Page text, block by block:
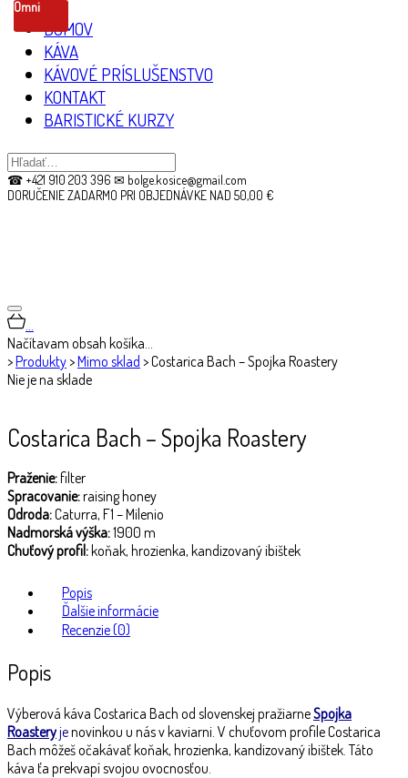
DOMOV
KÁVA
KÁVOVÉ PRÍSLUŠENSTVO
KONTAKT
BARISTICKÉ KURZY
☎ +421 910 203 396 ✉ bolge.kosice@gmail.com
DORUČENIE ZADARMO PRI OBJEDNÁVKE NAD 50,00 €
…
Načítavam obsah košíka…
>Produkty>Mimo sklad >Costarica Bach – Spojka Roastery
Nie je na sklade
Omni
Costarica Bach – Spojka Roastery
Praženie:filter
Spracovanie:raising honey
Odroda:Caturra, F1 – Milenio
Nadmorská výška:1900 m
Chuťový profil:koňak, hrozienka, kandizovaný ibištek
Popis
Ďalšie informácie
Recenzie (0)
Popis
Výberová káva Costarica Bach od slovenskej pražiarneSpojka
Roasteryjenovinkou u nás v kaviarni. V chuťovom profile Costarica
Bach môžeš očakávať koňak, hrozienka, kandizovaný ibištek. Táto
káva ťa prekvapí svojou ovocnosťou.